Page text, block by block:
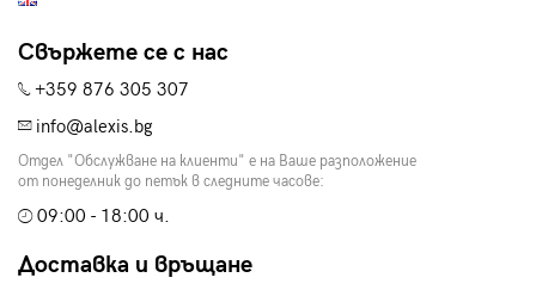
Свържете се с нас
+359 876 305 307
info@alexis.bg
Отдел "Обслужване на клиенти" е на Ваше разположение
от понеделник до петък в следните часове:
09:00 - 18:00 ч.
Доставка и връщане